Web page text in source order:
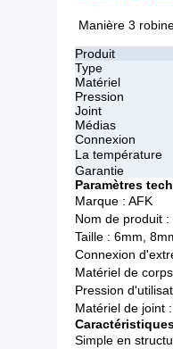
Manière 3
Produit
Type
Matériel
Pression
Joint
Médias
Connexion
La température
Garantie
Paramètres
Marque : AFK
Nom de produit
Taille : 6mm,
Connexion
Matériel de
Pression
Matériel de joint
Simple en